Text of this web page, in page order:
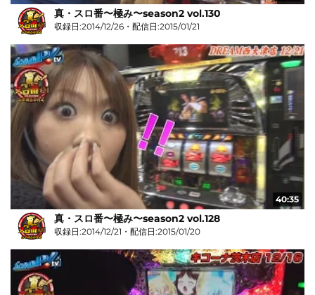
真・スロ番〜極み〜season2 vol.130
収録日:2014/12/26・配信日:2015/01/21
40:35
真・スロ番〜極み〜season2 vol.128
収録日:2014/12/21・配信日:2015/01/20